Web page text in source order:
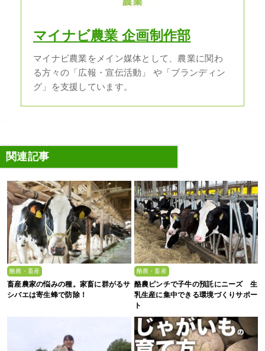
マイナビ農業 企画制作部
マイナビ農業をメイン媒体として、農業に関わ
る方々の「広報・宣伝活動」 や「ブランディン
グ」を支援しています。
関連記事
酪農・畜産
畜産農家の悩みの種。家畜に群がるサ
シバエは寄生蜂で防除！
酪農・畜産
酪農ピンチで子牛の預託にニーズ 生
乳生産に集中できる環境づくりサポー
ト